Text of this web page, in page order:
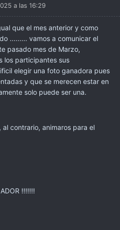
a las 16:29
que el mes anterior y como
......... vamos a comunicar el
pasado mes de Marzo,
los participantes sus
elegir una foto ganadora pues
y que se merecen estar en
solo puede ser una.
contrario, animaros para el
!!!!!!!